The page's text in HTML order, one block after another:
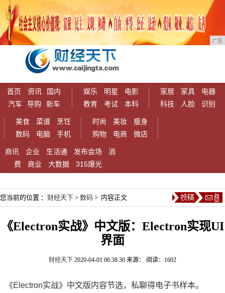
广告
首页 资讯
国内
汽车
导购 新车
娱乐 明星
电影
教育
考试 本科
家居 家具
电器
科技
人脸 识别
美食 菜谱
烹饪
数码
电脑 手机
时尚 美妆
瘦身
购物
电商 微店
商讯 企业 生活通 发布会场
消
费
商业 大数据 315爆光
您当前的位置 ： 财经天下 > 数码 > 内容正文
《Electron实战》中文版：Electron实现UI
界面
财经天下 2020-04-01 06:38:30 来源： 阅读：1602
《Electron实战》中文版内容节选，私聊得电子书样本。